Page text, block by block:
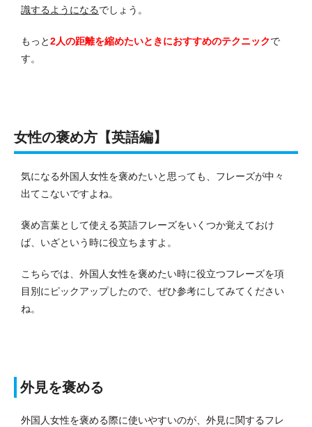
識するようになるでしょう。
もっと2人の距離を縮めたいときにおすすめのテクニックで
す。
女性の褒め方【英語編】
気になる外国人女性を褒めたいと思っても、フレーズが中々
出てこないですよね。
褒め言葉として使える英語フレーズをいくつか覚えておけ
ば、いざという時に役立ちますよ。
こちらでは、外国人女性を褒めたい時に役立つフレーズを項
目別にピックアップしたので、ぜひ参考にしてみてください
ね。
外見を褒める
外国人女性を褒める際に使いやすいのが、外見に関するフレ